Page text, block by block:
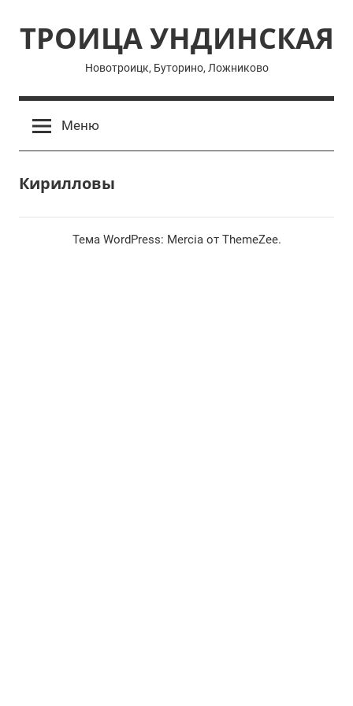
содержимому
ТРОИЦА УНДИНСКАЯ
Новотроицк, Буторино, Ложниково
Меню
Кирилловы
Тема WordPress: Mercia от ThemeZee.